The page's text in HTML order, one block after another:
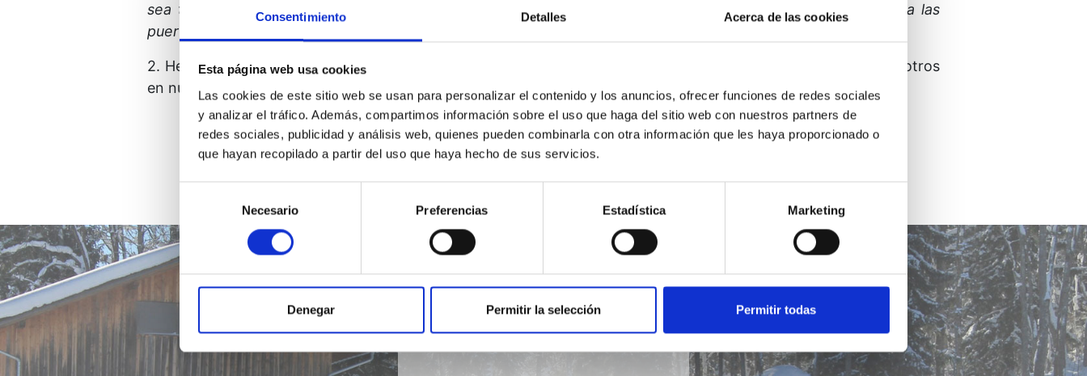
Consentimiento Detalles Acerca de las cookies
Esta página web usa cookies
Las cookies de este sitio web se usan para personalizar el contenido y los anuncios, ofrecer funciones de redes sociales
y analizar el tráfico. Además, compartimos información sobre el uso que haga del sitio web con nuestros partners de
redes sociales, publicidad y análisis web, quienes pueden combinarla con otra información que les haya proporcionado o
que hayan recopilado a partir del uso que haya hecho de sus servicios.
consentimiento
Necesario Preferencias Estadística Marketing
Denegar Permitir la selección Permitir todas
sea tal como Tú quieres que sea y como es. Quiero recordar que soy Tu Hijo, y que cuando por fin abra las
puertas, me olvide de las ilusiones ante la deslumbrante luz de la verdad, conforme Tu recuerdo retorna a mí.
2. Hermano, perdóname ahora. Vengo a llevarte a casa conmigo. Y según avanzamos, el mundo se une a nosotros
en nuestro camino a Dios.
Lección del día